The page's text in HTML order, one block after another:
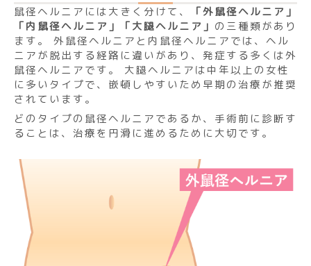
鼠径ヘルニアには大きく分けて、
「外鼠径ヘルニア」
「内鼠径ヘルニア」「大腿ヘルニア」 の三種類があり
ます。 外鼠径ヘルニアと内鼠径ヘルニアでは、ヘル
ニアが脱出する経路に違いがあり、発症する多くは外
鼠径ヘルニアです。 大腿ヘルニアは中年以上の女性
に多いタイプで、嵌頓しやすいため早期の治療が推奨
されています。
どのタイプの鼠径ヘルニアであるか、手術前に診断す
ることは、治療を円滑に進めるために大切です。